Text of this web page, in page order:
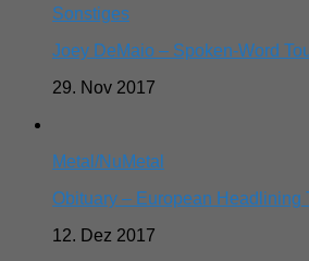
Sonstiges
Joey DeMaio – Spoken-Word
29. Nov 2017
Metal/NuMetal
Obituary – European Headlining
12. Dez 2017